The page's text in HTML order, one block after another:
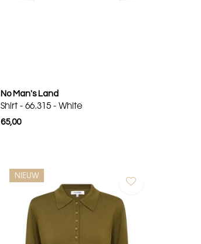
No Man's Land
Shirt - 66.315 - White
65,00
NIEUW